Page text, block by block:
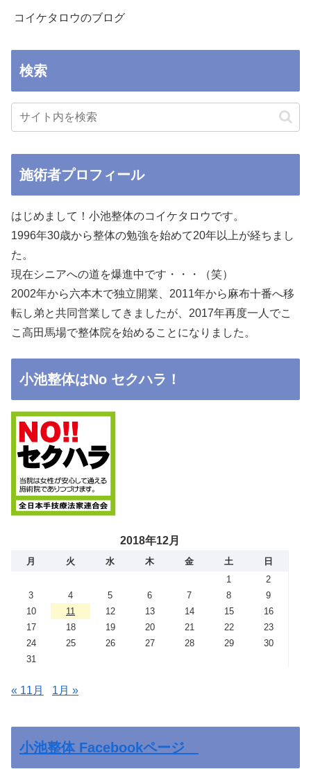
コイケタロウのブログ
検索
施術者プロフィール
はじめまして！小池整体のコイケタロウです。
1996年30歳から整体の勉強を始めて20年以上が経ちまし
た。
現在シニアへの道を爆進中です・・・（笑）
2002年から六本木で独立開業、2011年から麻布十番へ移
転し弟と共同営業してきましたが、2017年再度一人でこ
こ高田馬場で整体院を始めることになりました。
小池整体はNo セクハラ！
2018年12月
月 火 水 木 金 土
日
1
2
3
4 5 6 7 8
9
10
11 12 13 14 15
16
17
18 19 20 21 22
23
24
25 26 27 28 29
30
31
« 11月 1月 »
小池整体 Facebookページ